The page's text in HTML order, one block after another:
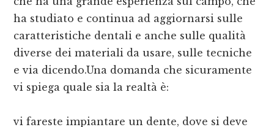
ha studiato e continua ad aggiornarsi sulle
caratteristiche dentali e anche sulle qualità
diverse dei materiali da usare, sulle tecniche
e via dicendo.Una domanda che sicuramente
vi spiega quale sia la realtà è:
vi fareste impiantare un dente, dove si deve